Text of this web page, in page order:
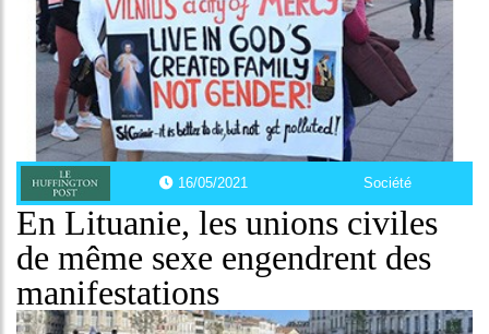
16/05/2021 Société
En Lituanie, les unions civiles
de même sexe engendrent des
manifestations